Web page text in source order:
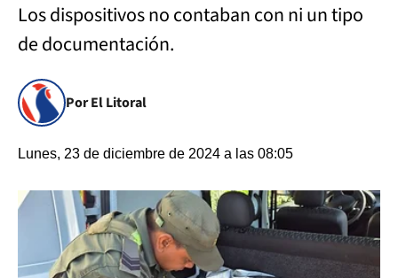
Los dispositivos no contaban con ni un tipo
de documentación.
Por El Litoral
Lunes, 23 de diciembre de 2024 a las 08:05